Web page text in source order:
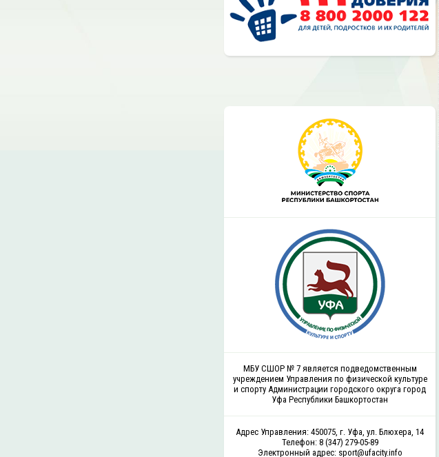
МБУ СШОР № 7 является подведомственным
учреждением Управления по физической культуре
и спорту Администрации городского округа город
Уфа Республики Башкортостан
Адрес Управления: 450075, г. Уфа, ул. Блюхера, 14
Телефон: 8 (347) 279-05-89
Электронный адрес: sport@ufacity.info